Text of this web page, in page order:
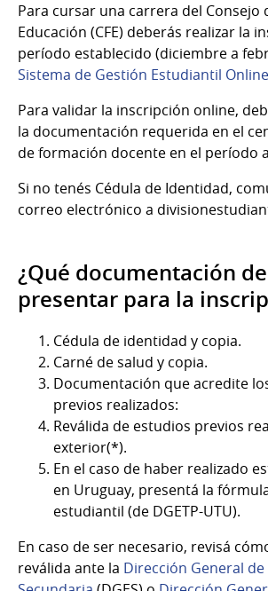
Para cursar una carrera del Consejo
Educación (CFE) deberás realizar la
período establecido (diciembre a
Sistema de Gestión Estudiantil Online
Para validar la inscripción online,
la documentación requerida en el
de formación docente en el período
Si no tenés Cédula de Identidad,
correo electrónico a
¿Qué documentación
presentar para la
Cédula de identidad y copia.
Carné de salud y copia.
Documentación que acredite
previos realizados:
Reválida de estudios previos
exterior(*).
En el caso de haber realizado
en Uruguay, presentá la
estudiantil (de DGETP-UTU).
En caso de ser necesario, revisá
reválida ante la Dirección General